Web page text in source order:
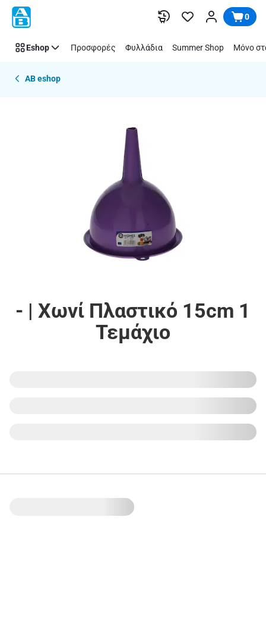
Παράλειψη 0
Eshop Προσφορές Φυλλάδια Summer Shop Μόνο
AB eshop
- | Χωνί Πλαστικό 15cm 1
Τεμάχιο